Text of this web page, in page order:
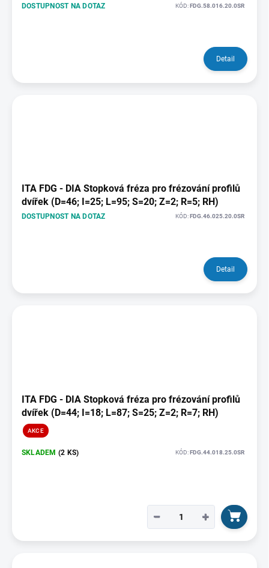
DOSTUPNOST NA DOTAZ KÓD:FDG.58.016.20.0SR
Detail
ITA FDG - DIA Stopková fréza pro frézování profilů
dvířek (D=46; I=25; L=95; S=20; Z=2; R=5; RH)
DOSTUPNOST NA DOTAZ KÓD:FDG.46.025.20.0SR
Detail
ITA FDG - DIA Stopková fréza pro frézování profilů
dvířek (D=44; I=18; L=87; S=25; Z=2; R=7; RH)
AKCE
SKLADEM (2 KS) KÓD:FDG.44.018.25.0SR
+
−